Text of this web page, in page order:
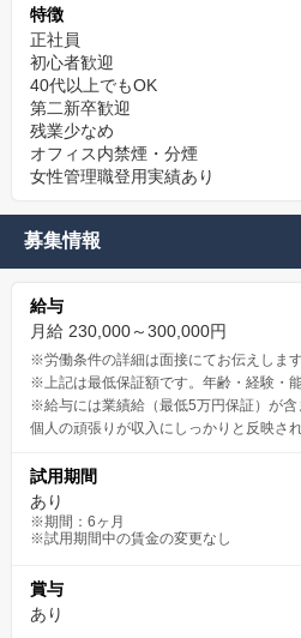
特徴
正社員
初心者歓迎
40代以上でもOK
第二新卒歓迎
残業少なめ
オフィス内禁煙・分煙
女性管理職登用実績あり
募集情報
給与
月給 230,000～300,000円
※労働条件の詳細は面接にてお伝えします
※上記は最低保証額です。年齢・経験・
※給与には業績給（最低5万円保証）が含
個人の頑張りが収入にしっかりと反映さ
試用期間
あり
※期間：6ヶ月
※試用期間中の賃金の変更なし
賞与
あり